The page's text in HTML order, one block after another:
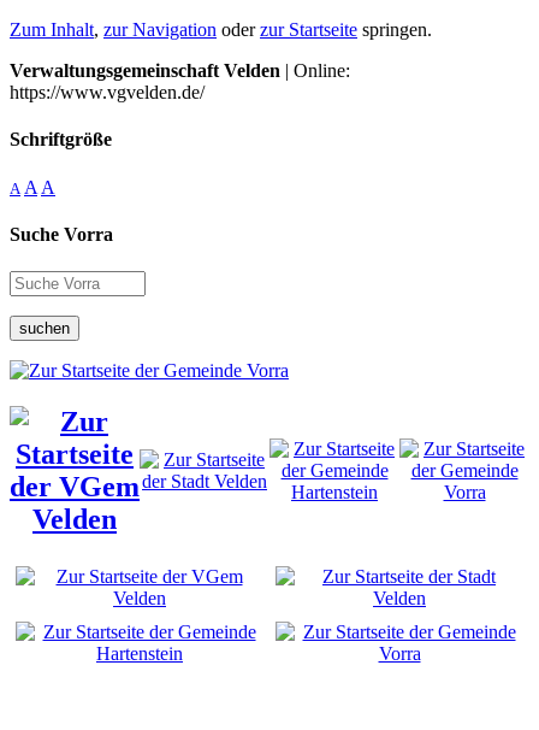
Zum Inhalt, zur Navigation oderzur Startseite springen.
Verwaltungsgemeinschaft Velden | Online:
https://www.vgvelden.de/
Schriftgröße
A A A
Suche Vorra
suchen